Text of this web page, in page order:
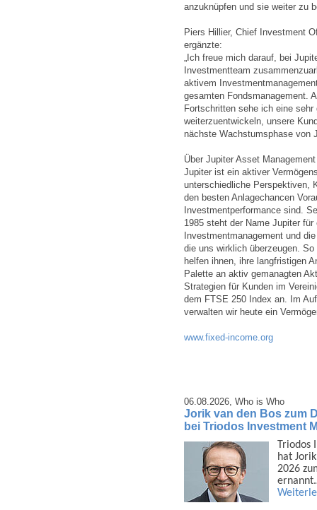
anzuknüpfen und sie weiter zu
Piers Hillier, Chief Investment
ergänzte:
„Ich freue mich darauf, bei
Investmentteam
aktivem
gesamten Fondsmanagement.
Fortschritten sehe ich eine
weiterzuentwickeln, unsere
nächste Wachstumsphase von
Über Jupiter Asset Management
Jupiter ist ein aktiver
unterschiedliche Perspektiven,
den besten Anlagechancen
Investmentperformance sind.
1985 steht der Name Jupiter
Investmentmanagement und
die uns wirklich überzeugen.
helfen ihnen, ihre langfristigen
Palette an aktiv gemanagten
Strategien für Kunden im
dem FTSE 250 Index an. Im
verwalten wir heute ein
www.fixed-income.org
06.08.2026, Who is Who
Jorik van den Bos zum
bei Triodos Investment
hat
2026